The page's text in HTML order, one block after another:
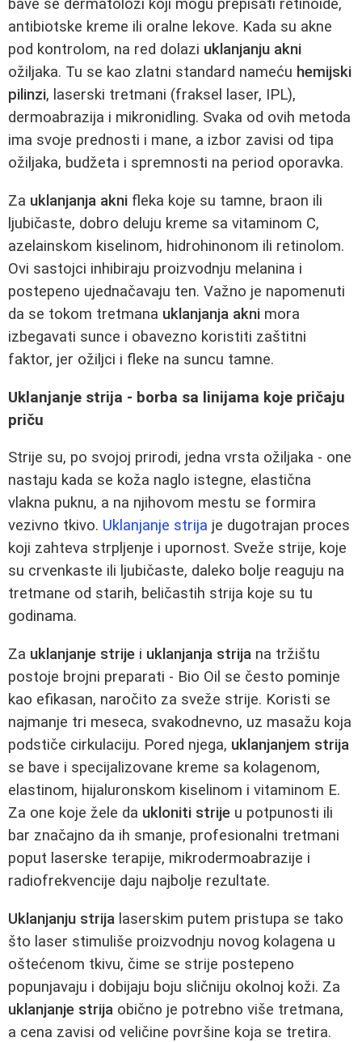
bave se dermatolozi koji mogu prepisati retinoide,
antibiotske kreme ili oralne lekove. Kada su akne
pod kontrolom, na red dolazi uklanjanju akni
ožiljaka. Tu se kao zlatni standard nameću hemijski
pilinzi, laserski tretmani (fraksel laser, IPL),
dermoabrazija i mikronidling. Svaka od ovih metoda
ima svoje prednosti i mane, a izbor zavisi od tipa
ožiljaka, budžeta i spremnosti na period oporavka.
Za uklanjanja akni fleka koje su tamne, braon ili
ljubičaste, dobro deluju kreme sa vitaminom C,
azelainskom kiselinom, hidrohinonom ili retinolom.
Ovi sastojci inhibiraju proizvodnju melanina i
postepeno ujednačavaju ten. Važno je napomenuti
da se tokom tretmana uklanjanja akni mora
izbegavati sunce i obavezno koristiti zaštitni
faktor, jer ožiljci i fleke na suncu tamne.
Uklanjanje strija - borba sa linijama koje pričaju
priču
Strije su, po svojoj prirodi, jedna vrsta ožiljaka - one
nastaju kada se koža naglo istegne, elastična
vlakna puknu, a na njihovom mestu se formira
vezivno tkivo. Uklanjanje strija je dugotrajan proces
koji zahteva strpljenje i upornost. Sveže strije, koje
su crvenkaste ili ljubičaste, daleko bolje reaguju na
tretmane od starih, beličastih strija koje su tu
godinama.
Za uklanjanje strije i uklanjanja strija na tržištu
postoje brojni preparati - Bio Oil se često pominje
kao efikasan, naročito za sveže strije. Koristi se
najmanje tri meseca, svakodnevno, uz masažu koja
podstiče cirkulaciju. Pored njega, uklanjanjem strija
se bave i specijalizovane kreme sa kolagenom,
elastinom, hijaluronskom kiselinom i vitaminom E.
Za one koje žele da ukloniti strije u potpunosti ili
bar značajno da ih smanje, profesionalni tretmani
poput laserske terapije, mikrodermoabrazije i
radiofrekvencije daju najbolje rezultate.
Uklanjanju strija laserskim putem pristupa se tako
što laser stimuliše proizvodnju novog kolagena u
oštećenom tkivu, čime se strije postepeno
popunjavaju i dobijaju boju sličniju okolnoj koži. Za
uklanjanje strija obično je potrebno više tretmana,
a cena zavisi od veličine površine koja se tretira.